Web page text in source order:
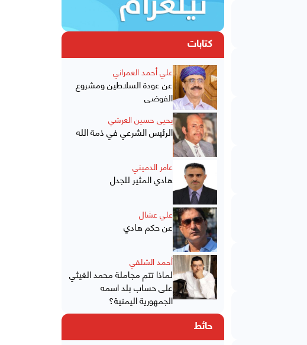
كتابات
علي أحمد العمراني
عن عودة السلاطين ومشروع
الفوضى
يحيى حسين العرشي
الرئيس الشرعي في ذمة الله
عامر الدميني
هادي المثير للجدل
علي عشال
عن حكم هادي
أحمد الشلفي
لماذا تتم مجاملة محمد الغيثي
على حساب بلد اسمه
الجمهورية اليمنية؟
حائط